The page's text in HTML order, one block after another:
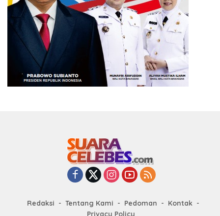
Redaksi Tentang Kami Pedoman
Kontak
Privacy Policy